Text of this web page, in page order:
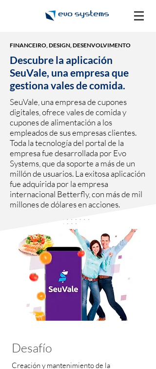
FINANCEIRO, DESIGN, DESENVOLVIMENTO
Descubre la aplicación
SeuVale, una empresa que
gestiona vales de comida.
SeuVale, una empresa de cupones
digitales, ofrece vales de comida y
cupones de alimentación a los
empleados de sus empresas clientes.
Toda la tecnología del portal de la
empresa fue desarrollada por Evo
Systems, que da soporte a más de un
millón de usuarios. La exitosa aplicación
fue adquirida por la empresa
internacional Betterfly, con más de mil
millones de dólares en acciones.
Desafío
Creación y mantenimiento de la